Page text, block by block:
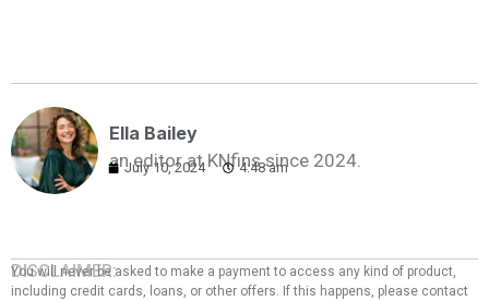
Ella Bailey
an editor at KNfins since 2024.
July 10, 2024 4:48 am
DISCLAIMER:
You will never be asked to make a payment to access any kind of product,
including credit cards, loans, or other offers. If this happens, please contact